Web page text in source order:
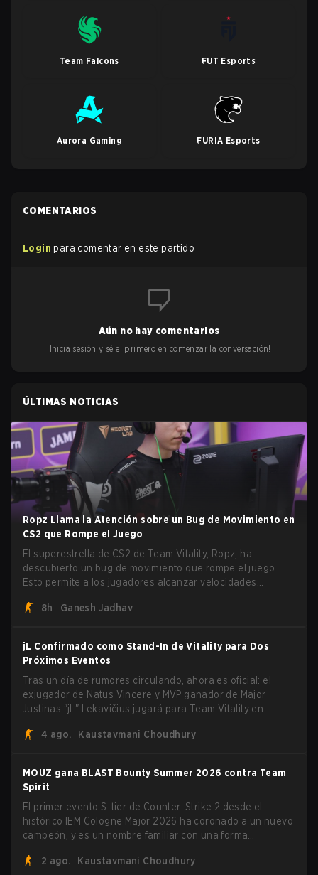
Team Falcons FUT Esports
Aurora Gaming FURIA Esports
COMENTARIOS
Login para comentar en este partido
Aún no hay comentarios
¡Inicia sesión y sé el primero en comenzar la conversación!
ÚLTIMAS NOTICIAS
Ropz Llama la Atención sobre un Bug de Movimiento en
CS2 que Rompe el Juego
El superestrella de CS2 de Team Vitality, Ropz, ha
descubierto un bug de movimiento que rompe el juego.
Esto permite a los jugadores alcanzar velocidades
8h
Ganesh Jadhav
jL Confirmado como Stand-In de Vitality para Dos
Próximos Eventos
Tras un día de rumores circulando, ahora es oficial: el
exjugador de Natus Vincere y MVP ganador de Major
Justinas "jL" Lekavičius jugará para Team Vitality en
lituano dio la noticia él mismo en stream, bromeando:
burlándose del head coach de Vitality Rémy "XTQZZZ"
Quoniam en el proceso.
4 ago. Kaustavmani Choudhury
MOUZ gana BLAST Bounty Summer 2026 contra Team
Spirit
El primer evento S-tier de Counter-Strike 2 desde el
histórico IEM Cologne Major 2026 ha coronado a un nuevo
campeón, y es un nombre familiar con una forma
roster y cambios de roles, arrolló a Team Spirit en una
2 ago. Kaustavmani Choudhury